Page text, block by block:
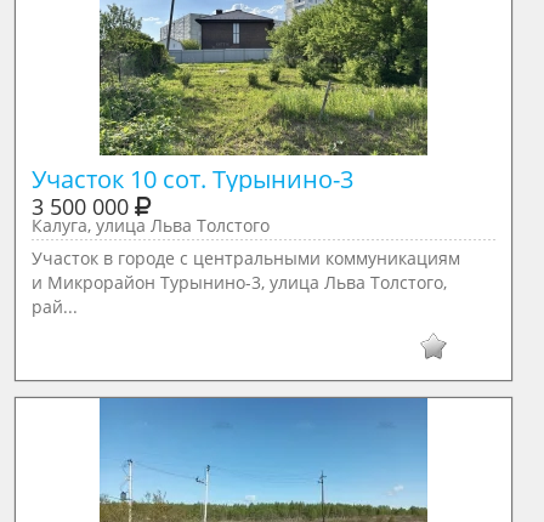
Участок 10 сот. Турынино-3
3 500 000
Калуга, улица Льва Толстого
Участок в городе с центральными коммуникациям
и Микрорайон Турынино-3, улица Льва Толстого,
рай...